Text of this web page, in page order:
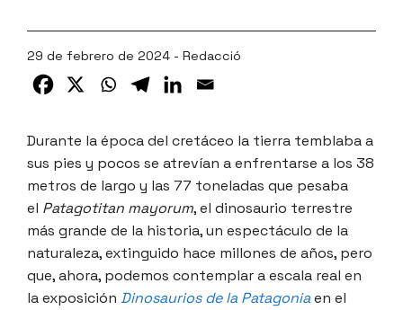
29 de febrero de 2024 - Redacció
Durante la época del cretáceo la tierra temblaba a
sus pies y pocos se atrevían a enfrentarse a los 38
metros de largo y las 77 toneladas que pesaba
el Patagotitan mayorum, el dinosaurio terrestre
más grande de la historia, un espectáculo de la
naturaleza, extinguido hace millones de años, pero
que, ahora, podemos contemplar a escala real en
la exposición Dinosaurios de la Patagoniaen el